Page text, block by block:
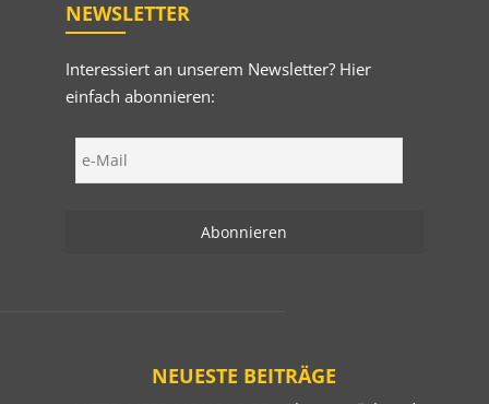
NEWSLETTER
Interessiert an unserem Newsletter? Hier
einfach abonnieren:
NEUESTE BEITRÄGE